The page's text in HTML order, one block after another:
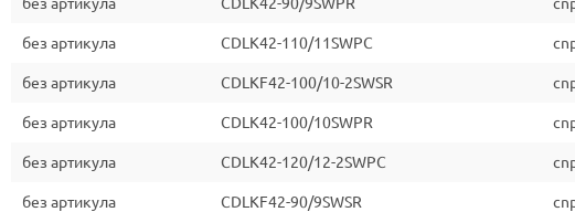
без артикула CDLK42-110/11SWPC
без артикула CDLKF42-100/10-2SWSR
без артикула CDLK42-100/10SWPR
без артикула CDLK42-120/12-2SWPC
без артикула CDLKF42-90/9SWSR